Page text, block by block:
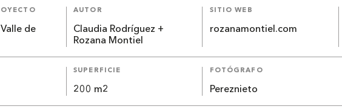
de
AUTOR
Claudia Rodríguez +
Rozana Montiel
SITIO WEB
rozanamontiel.com
SUPERFICIE
200 m2
FOTÓGRAFO
Pereznieto